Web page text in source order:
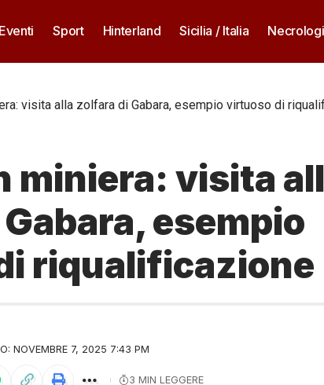
Sport Hinterland Sicilia / Italia Necrologi
visita alla zolfara di Gabara, esempio virtuoso di
miniera: visita
esempio
riqualificazione
NOVEMBRE 7, 2025 7:43 PM
3 MIN LEGGERE